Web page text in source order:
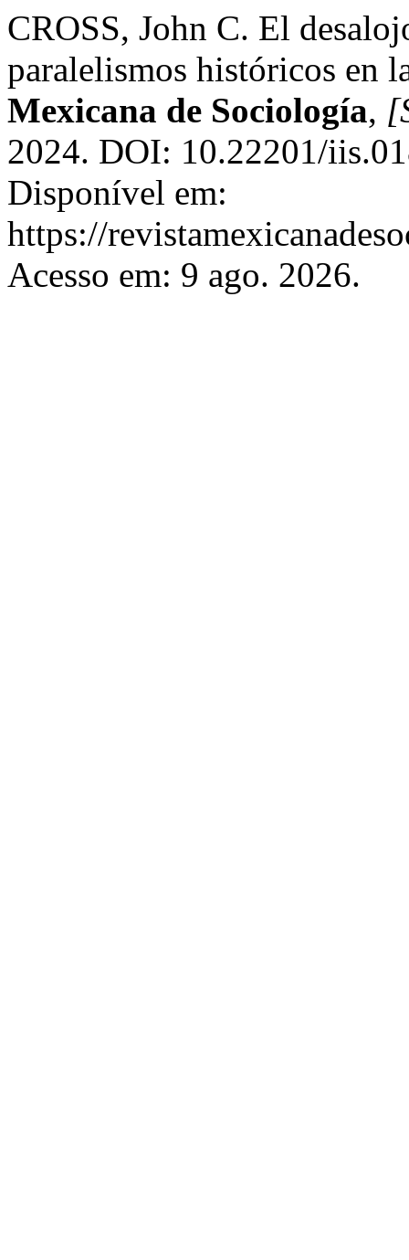
CROSS, John C. El
paralelismos históricos en
Mexicana de Sociología,
2024. DOI: 10.22201/
Disponível em:
https://
Acesso em: 9 ago. 2026.